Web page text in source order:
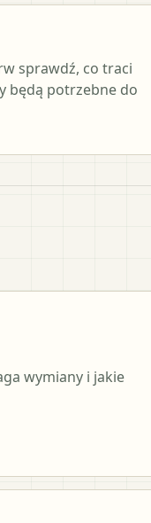
sprawdź, co traci
będą potrzebne do
wymiany i jakie